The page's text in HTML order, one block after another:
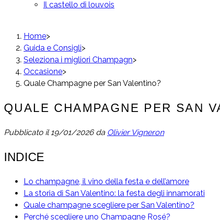
Il castello di louvois
Home>
Guida e Consigli>
Seleziona i migliori Champagn>
Occasione>
Quale Champagne per San Valentino?
QUALE CHAMPAGNE PER SAN
Pubblicato il19/01/2026 da Olivier Vigneron
INDICE
Lo champagne, il vino della festa e dell’amore
La storia di San Valentino: la festa degli innamorati
Quale champagne scegliere per San Valentino?
Perché scegliere uno Champagne Rosé?